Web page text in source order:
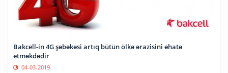
Bakcell-in 4G şəbəkəsi artıq bütün ölkə ərazisini əhatə
etməkdədir
04-03-2019